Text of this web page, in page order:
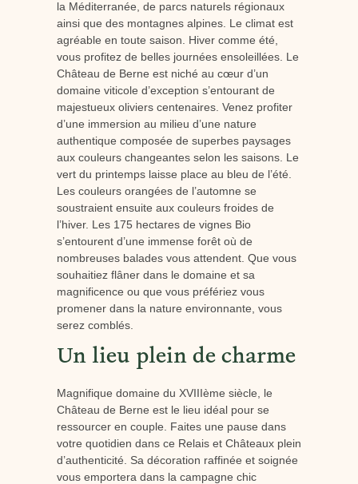
la Méditerranée, de parcs naturels régionaux
ainsi que des montagnes alpines. Le climat est
agréable en toute saison. Hiver comme été,
vous profitez de belles journées ensoleillées. Le
Château de Berne est niché au cœur d’un
domaine viticole d’exception s’entourant de
majestueux oliviers centenaires. Venez profiter
d’une immersion au milieu d’une nature
authentique composée de superbes paysages
aux couleurs changeantes selon les saisons. Le
vert du printemps laisse place au bleu de l’été.
Les couleurs orangées de l’automne se
soustraient ensuite aux couleurs froides de
l’hiver. Les 175 hectares de vignes Bio
s’entourent d’une immense forêt où de
nombreuses balades vous attendent. Que vous
souhaitiez flâner dans le domaine et sa
magnificence ou que vous préfériez vous
promener dans la nature environnante, vous
serez comblés.
Un lieu plein de charme
Magnifique domaine du XVIIIème siècle, le
Château de Berne est le lieu idéal pour se
ressourcer en couple. Faites une pause dans
votre quotidien dans ce Relais et Châteaux plein
d’authenticité. Sa décoration raffinée et soignée
vous emportera dans la campagne chic